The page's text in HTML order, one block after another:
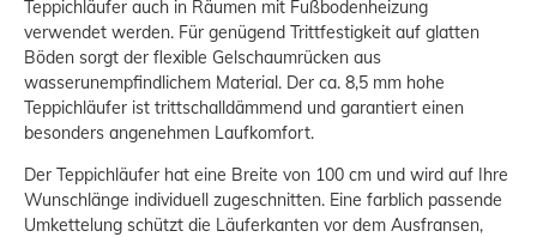
Teppichläufer auch in Räumen mit Fußbodenheizung
verwendet werden. Für genügend Trittfestigkeit auf glatten
Böden sorgt der flexible Gelschaumrücken aus
wasserunempfindlichem Material. Der ca. 8,5 mm hohe
Teppichläufer ist trittschalldämmend und garantiert einen
besonders angenehmen Laufkomfort.
Der Teppichläufer hat eine Breite von 100 cm und wird auf Ihre
Wunschlänge individuell zugeschnitten. Eine farblich passende
Umkettelung schützt die Läuferkanten vor dem Ausfransen,